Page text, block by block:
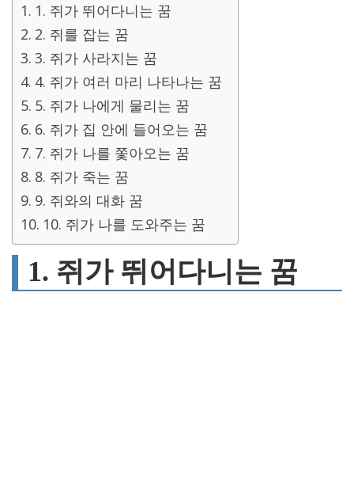
1. 쥐가 뛰어다니는 꿈
2. 쥐를 잡는 꿈
3. 쥐가 사라지는 꿈
4. 쥐가 여러 마리 나타나는 꿈
5. 쥐가 나에게 물리는 꿈
6. 쥐가 집 안에 들어오는 꿈
7. 쥐가 나를 쫓아오는 꿈
8. 쥐가 죽는 꿈
9. 쥐와의 대화 꿈
10. 쥐가 나를 도와주는 꿈
1. 쥐가 뛰어다니는 꿈